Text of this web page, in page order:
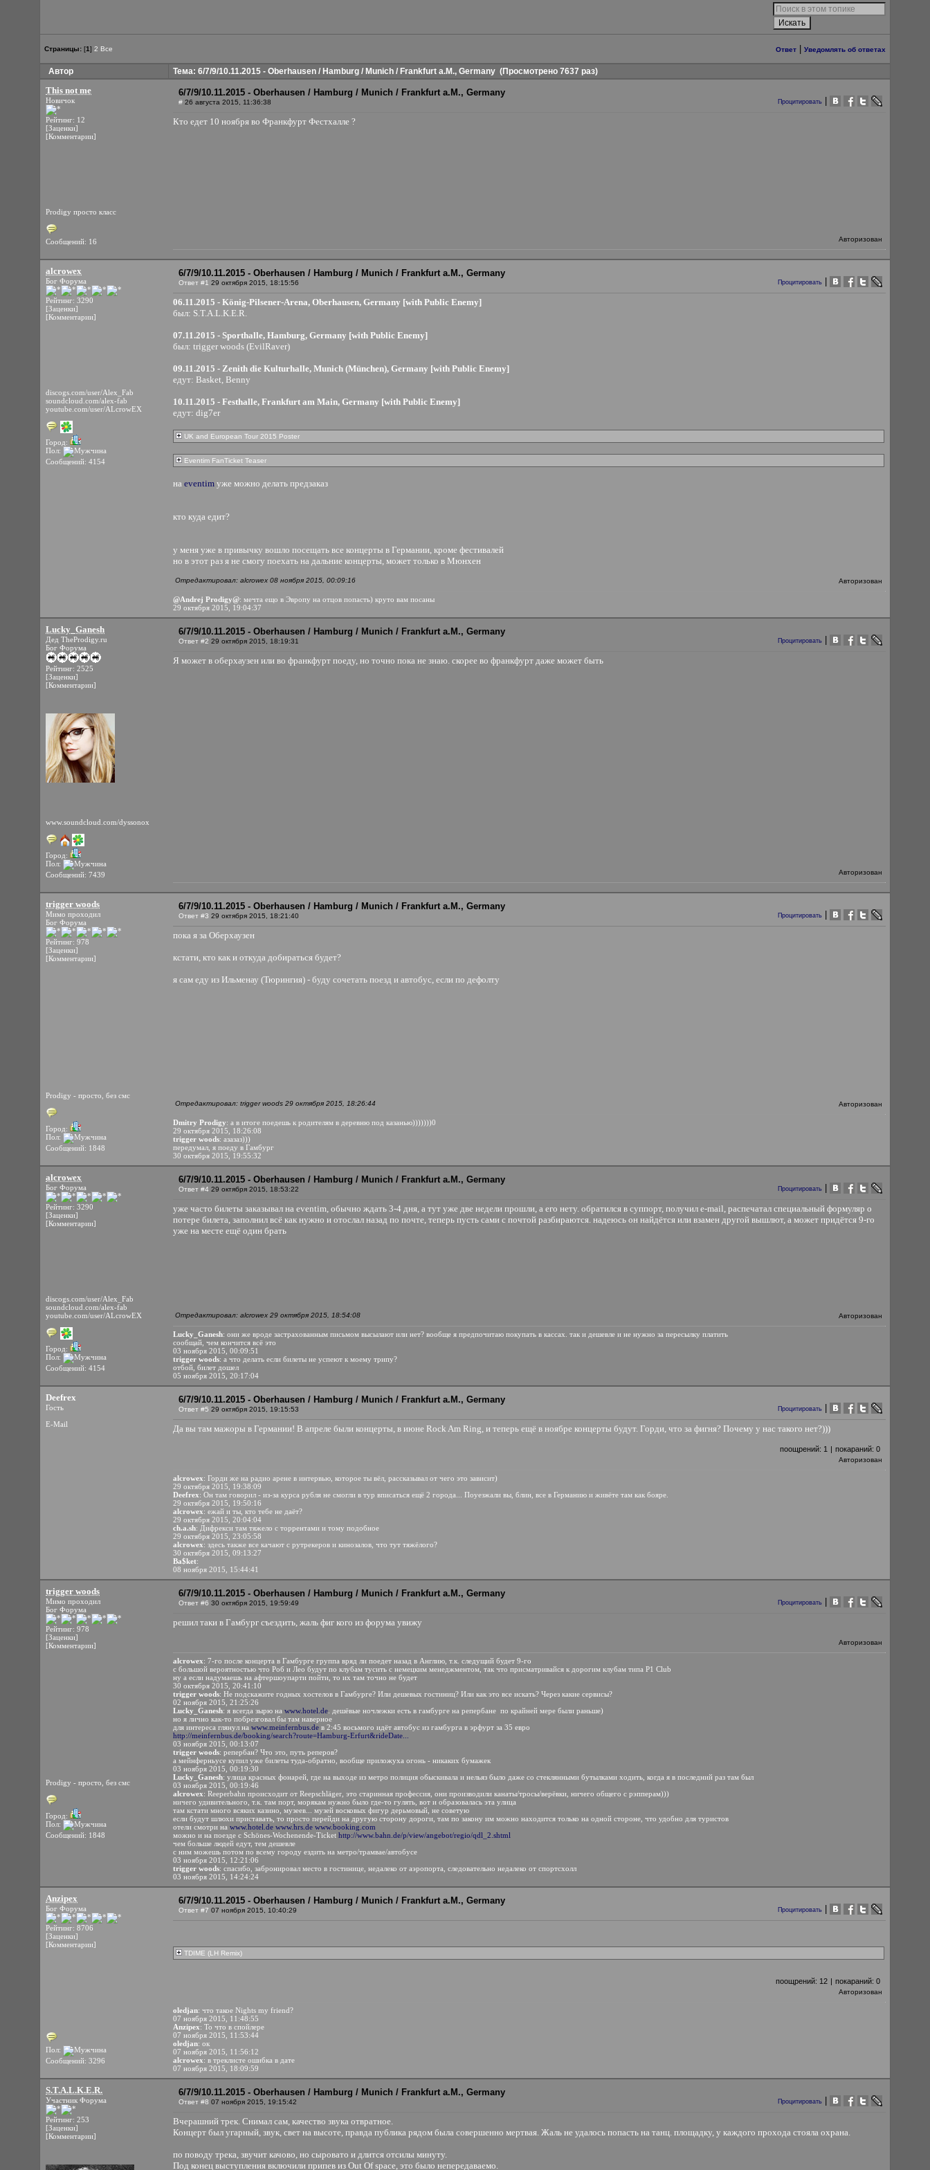
Страницы: [1] 2 Все Ответ Уведомлять об ответах
Автор Тема: 6/7/9/10.11.2015 - Oberhausen / Hamburg / Munich / Frankfurt a.M., Germany (Просмотрено 7637 раз)
This not me
Новичок
Рейтинг: 12
[Заценки]
[Комментарии]
Prodigy просто класс
Сообщений: 16
6/7/9/10.11.2015 - Oberhausen / Hamburg / Munich / Frankfurt a.M., Germany
# 26 августа 2015, 11:36:38 Процитировать
Кто едет 10 ноября во Франкфурт Фестхалле ?
Авторизован
alcrowex
Бог Форума
Рейтинг: 3290
[Заценки]
[Комментарии]
discogs.com/user/Alex_Fab
soundcloud.com/alex-fab
youtube.com/user/ALcrowEX
Город:
Пол:
Сообщений: 4154
6/7/9/10.11.2015 - Oberhausen / Hamburg / Munich / Frankfurt a.M., Germany
Ответ #1 29 октября 2015, 18:15:56 Процитировать
06.11.2015 - König-Pilsener-Arena, Oberhausen, Germany [with Public Enemy]
был: S.T.A.L.K.E.R.
07.11.2015 - Sporthalle, Hamburg, Germany [with Public Enemy]
был: trigger woods (EvilRaver)
09.11.2015 - Zenith die Kulturhalle, Munich (München), Germany [with Public Enemy]
едут: Basket, Benny
10.11.2015 - Festhalle, Frankfurt am Main, Germany [with Public Enemy]
едут: dig7er
UK and European Tour 2015 Poster
Eventim FanTicket Teaser
на eventim уже можно делать предзаказ
кто куда едит?
у меня уже в привычку вошло посещать все концерты в Германии, кроме фестивалей
но в этот раз я не смогу поехать на дальние концерты, может только в Мюнхен
Отредактировал: alcrowex 08 ноября 2015, 00:09:16 Авторизован
@Andrej Prodigy@: мечта ещо в Эвропу на отцов попасть) круто вам посаны
29 октября 2015, 19:04:37
Lucky_Ganesh
Дед TheProdigy.ru
Бог Форума
Рейтинг: 2525
[Заценки]
[Комментарии]
www.soundcloud.com/dyssonox
Город:
Пол:
Сообщений: 7439
6/7/9/10.11.2015 - Oberhausen / Hamburg / Munich / Frankfurt a.M., Germany
Ответ #2 29 октября 2015, 18:19:31 Процитировать
Я может в оберхаузен или во франкфурт поеду, но точно пока не знаю. скорее во франкфурт даже может быть
Авторизован
trigger woods
Мимо проходил
Бог Форума
Рейтинг: 978
[Заценки]
[Комментарии]
Prodigy - просто, без смс
Город:
Пол:
Сообщений: 1848
6/7/9/10.11.2015 - Oberhausen / Hamburg / Munich / Frankfurt a.M., Germany
Ответ #3 29 октября 2015, 18:21:40 Процитировать
пока я за Оберхаузен
кстати, кто как и откуда добираться будет?
я сам еду из Ильменау (Тюрингия) - буду сочетать поезд и автобус, если по дефолту
Отредактировал: trigger woods 29 октября 2015, 18:26:44 Авторизован
Dmitry Prodigy: а в итоге поедешь к родителям в деревню под казанью)))))))0
29 октября 2015, 18:26:08
trigger woods: азазаз)))
передумал, я поеду в Гамбург
30 октября 2015, 19:55:32
alcrowex
Бог Форума
Рейтинг: 3290
[Заценки]
[Комментарии]
discogs.com/user/Alex_Fab
soundcloud.com/alex-fab
youtube.com/user/ALcrowEX
Город:
Пол:
Сообщений: 4154
6/7/9/10.11.2015 - Oberhausen / Hamburg / Munich / Frankfurt a.M., Germany
Ответ #4 29 октября 2015, 18:53:22 Процитировать
уже часто билеты заказывал на eventim, обычно ждать 3-4 дня, а тут уже две недели прошли, а его нету. обратился в суппорт, получил e-mail, распечатал специальный формуляр о
потере билета, заполнил всё как нужно и отослал назад по почте, теперь пусть сами с почтой разбираются. надеюсь он найдётся или взамен другой вышлют, а может придётся 9-го
уже на месте ещё один брать
Отредактировал: alcrowex 29 октября 2015, 18:54:08 Авторизован
Lucky_Ganesh: они же вроде застрахованным письмом высылают или нет? вообще я предпочитаю покупать в кассах. так и дешевле и не нужно за пересылку платить
сообщай, чем кончится всё это
03 ноября 2015, 00:09:51
trigger woods: а что делать если билеты не успеют к моему трипу?
отбой, билет дошел
05 ноября 2015, 20:17:04
Deefrex
Гость
E-Mail
6/7/9/10.11.2015 - Oberhausen / Hamburg / Munich / Frankfurt a.M., Germany
Ответ #5 29 октября 2015, 19:15:53 Процитировать
Да вы там мажоры в Германии! В апреле были концерты, в июне Rock Am Ring, и теперь ещё в ноябре концерты будут. Горди, что за фигня? Почему у нас такого нет?)))
поощрений: 1 | покараний: 0
Авторизован
alcrowex: Горди же на радио арене в интервью, которое ты вёл, рассказывал от чего это зависит)
29 октября 2015, 19:38:09
Deefrex: Он там говорил - из-за курса рубля не смогли в тур вписаться ещё 2 города... Поуезжали вы, блин, все в Германию и живёте там как бояре.
29 октября 2015, 19:50:16
alcrowex: ежай и ты, кто тебе не даёт?
29 октября 2015, 20:04:04
ch.a.sh: Дифрекси там тяжело с торрентами и тому подобное
29 октября 2015, 23:05:58
alcrowex: здесь также все качают с рутрекеров и кинозалов, что тут тяжёлого?
30 октября 2015, 09:13:27
Ba$ket:
08 ноября 2015, 15:44:41
trigger woods
Мимо проходил
Бог Форума
Рейтинг: 978
[Заценки]
[Комментарии]
Prodigy - просто, без смс
Город:
Пол:
Сообщений: 1848
6/7/9/10.11.2015 - Oberhausen / Hamburg / Munich / Frankfurt a.M., Germany
Ответ #6 30 октября 2015, 19:59:49 Процитировать
решил таки в Гамбург съездить, жаль фиг кого из форума увижу
Авторизован
alcrowex: 7-го после концерта в Гамбурге группа вряд ли поедет назад в Англию, т.к. следущий будет 9-го
с большой вероятностью что Роб и Лео будут по клубам тусить с немецким менеджментом, так что присматривайся к дорогим клубам типа P1 Club
ну а если надумаешь на афтершоупарти пойти, то их там точно не будет
30 октября 2015, 20:41:10
trigger woods: Не подскажите годных хостелов в Гамбурге? Или дешевых гостиниц? Или как это все искать? Через какие сервисы?
02 ноября 2015, 21:25:26
Lucky_Ganesh: я всегда зырю на www.hotel.de . дешёвые ночлежки есть в гамбурге на репербане по крайней мере были раньше)
но я лично как-то побрезговал бы там наверное
для интереса глянул на www.meinfernbus.de в 2:45 восьмого идёт автобус из гамбурга в эрфурт за 35 евро
http://meinfernbus.de/booking/search?route=Hamburg-Erfurt&rideDate...
03 ноября 2015, 00:13:07
trigger woods: репербан? Что это, путь реперов?
а мейнферньусе купил уже билеты туда-обратно, вообще приложуха огонь - никаких бумажек
03 ноября 2015, 00:19:30
Lucky_Ganesh: улица красных фонарей, где на выходе из метро полиция обыскивала и нельяз было даже со стеклянными бутылками ходить, когда я в последний раз там был
03 ноября 2015, 00:19:46
alcrowex: Reeperbahn происходит от Reepschläger, это старинная профессия, они производили канаты/тросы/верёвки, ничего общего с рэпперам)))
ничего удивительного, т.к. там порт, морякам нужно было где-то гулять, вот и образовалась эта улица
там кстати много всяких казино, музеев... музей восковых фигур дерьмовый, не советую
если будут шлюхи приставать, то просто перейди на другую сторону дороги, там по закону им можно находится только на одной стороне, что удобно для туристов
отели смотри на www.hotel.de www.hrs.de www.booking.com
можно и на поезде с Schönes-Wochenende-Ticket http://www.bahn.de/p/view/angebot/regio/qdl_2.shtml
чем больше людей едут, тем дешевле
с ним можешь потом по всему городу ездить на метро/трамвае/автобусе
03 ноября 2015, 12:21:06
trigger woods: спасибо, забронировал место в гостинице, недалеко от аэропорта, следовательно недалеко от спортсхолл
03 ноября 2015, 14:24:24
Anzipex
Бог Форума
Рейтинг: 8706
[Заценки]
[Комментарии]
Пол:
Сообщений: 3296
6/7/9/10.11.2015 - Oberhausen / Hamburg / Munich / Frankfurt a.M., Germany
Ответ #7 07 ноября 2015, 10:40:29 Процитировать
TDIME (LH Remix)
поощрений: 12 | покараний: 0
Авторизован
oledjan: что такое Nights my friend?
07 ноября 2015, 11:48:55
Anzipex: То что в спойлере
07 ноября 2015, 11:53:44
oledjan: ок
07 ноября 2015, 11:56:12
alcrowex: в треклисте ошибка в дате
07 ноября 2015, 18:09:59
S.T.A.L.K.E.R.
Участник Форума
Рейтинг: 253
[Заценки]
[Комментарии]
6/7/9/10.11.2015 - Oberhausen / Hamburg / Munich / Frankfurt a.M., Germany
Ответ #8 07 ноября 2015, 19:15:42 Процитировать
Вчерашний трек. Снимал сам, качество звука отвратное.
Концерт был угарный, звук, свет на высоте, правда публика рядом была совершенно мертвая. Жаль не удалось попасть на танц. площадку, у каждого прохода стояла охрана.
по поводу трека, звучит качово, но сыровато и длится отсилы минуту.
Под конец выступления включили припев из Out Of space, это было непередаваемо.